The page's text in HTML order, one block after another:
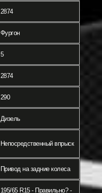
2874
Фургон
5
2874
290
Дизель
Непосредственный впрыск
Привод на задние колеса
195/65 R15 - Правильно? -